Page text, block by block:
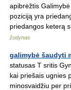
apibrėžtis
poziciją yra
priedangos keterą
žodynas
galimybė šaudyti
statusas T sritis
kai priešais ugnies
minosvaidžiu per